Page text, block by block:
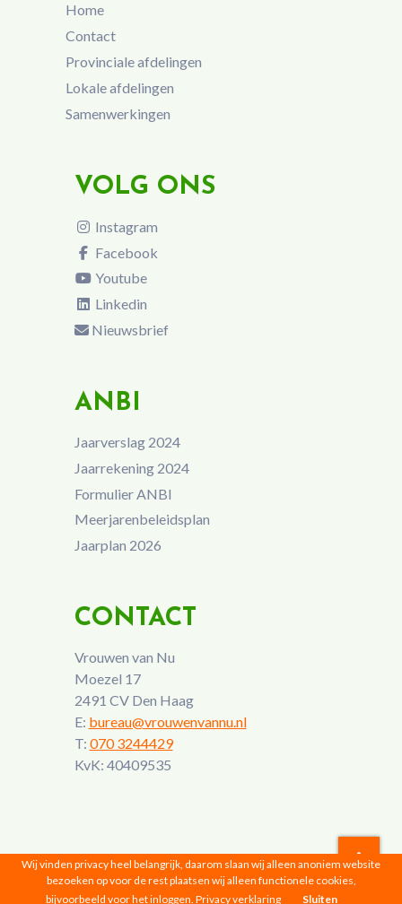
Home
Contact
Provinciale afdelingen
Lokale afdelingen
Samenwerkingen
VOLG ONS
Instagram
Facebook
Youtube
Linkedin
Nieuwsbrief
ANBI
Jaarverslag 2024
Jaarrekening 2024
Formulier ANBI
Meerjarenbeleidsplan
Jaarplan 2026
CONTACT
Vrouwen van Nu
Moezel 17
2491 CV Den Haag
E: bureau@vrouwenvannu.nl
T: 070 3244429
KvK: 40409535
Vrouwen van Nu © 2026 |Privacyverklaring
Wij vinden privacy heel belangrijk, daarom slaan wij alleen anoniem website
bezoeken op voor de rest plaatsen wij alleen functionele cookies,
bijvoorbeeld voor het inloggen. Privacy verklaring Sluiten